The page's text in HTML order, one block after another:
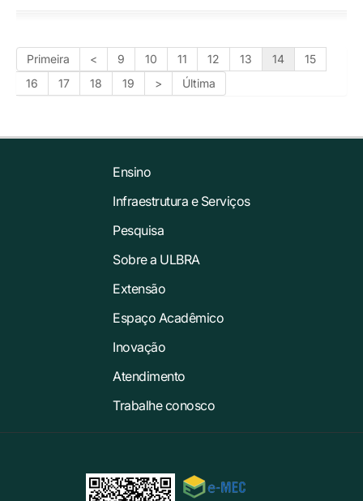
Primeira < 9 10 11 12 13 14
15
16
17 18 19 > Última
Ensino
Infraestrutura e Serviços
Pesquisa
Sobre a ULBRA
Extensão
Espaço Acadêmico
Inovação
Atendimento
Trabalhe conosco